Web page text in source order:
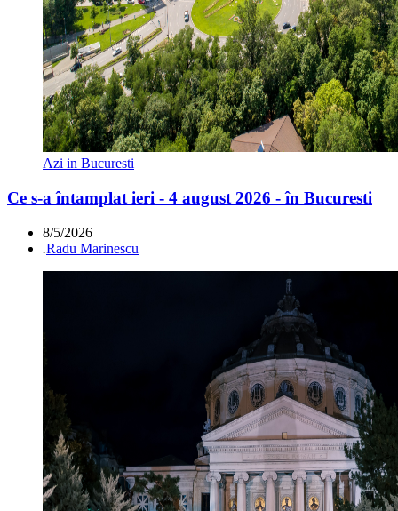
Azi in Bucuresti
Ce s-a întamplat ieri - 4 august 2026 - în Bucuresti
8/5/2026
.Radu Marinescu